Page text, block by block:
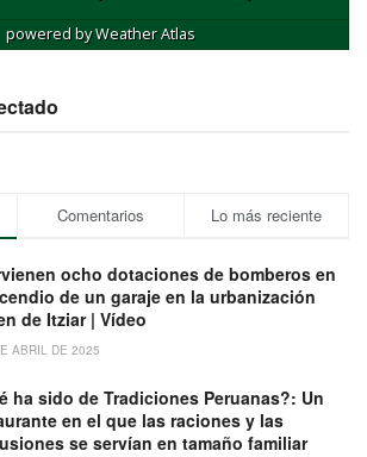
powered byWeather Atlas
Comentarios Lo más reciente
ocho dotaciones de bomberos en
de un garaje en la urbanización
de Itziar | Vídeo
ABRIL DE 2025
ha sido de Tradiciones Peruanas?: Un
en el que las raciones y las
se servían en tamaño familiar